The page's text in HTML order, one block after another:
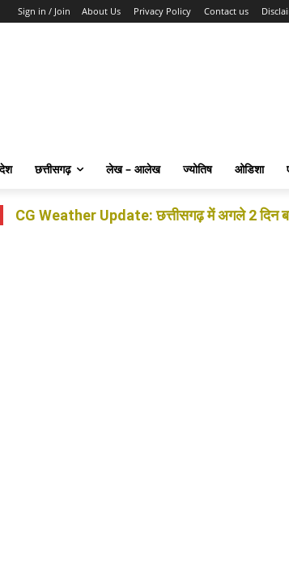
Sign in / Join About Us Privacy Policy Contact us
छत्तीसगढ़ लेख – आलेख ज्योतिष ओडिशा
CG Weather Update: छत्तीसगढ़ में अगले 2 दिन